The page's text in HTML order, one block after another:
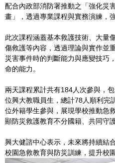
配合內政部消防署推動之「強化災
畫」，透過專業課程與實務演練，
此次課程涵蓋基本救護技術、大量
傷救護等內容，透過理論與實作並
災害事件時的判斷能力與應變技巧
命的能力。
兩天課程累計共有184人次參與，
位興大教職員生，總計78人順利完
位外籍學生參與，展現學校推動急
顯防災救護教育不分國籍、共同守
興大健諮中心表示，未來將持續結
校園急救教育與防災訓練，提升校